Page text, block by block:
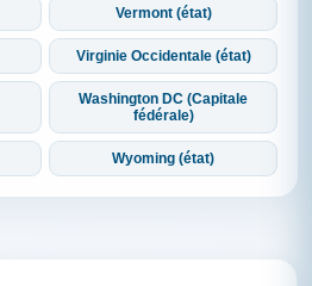
Vermont (état)
Virginie Occidentale (état)
Washington DC (Capitale
fédérale)
Wyoming (état)